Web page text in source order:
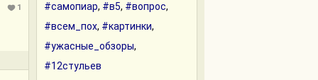
1
#самопиар, #в5, #вопрос,
#всем_пох, #картинки,
#ужасные_обзоры,
#12стульев